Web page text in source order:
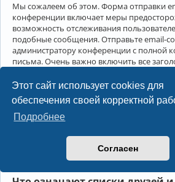
Этот сайт использует cookies для
обеспечения своей корректной
Подробнее
Согласен
Мы сожалеем об этом. Форма отправки
конференции включает меры
возможность отслеживания
подобные сообщения. Отправьте email-
администратору конференции с полной
письма. Очень важно включить все
Администратор конференции сможет в
меры.
Друзья и недруги